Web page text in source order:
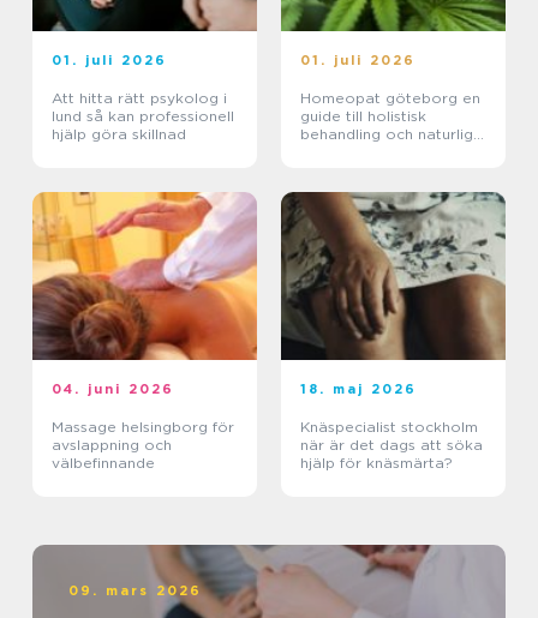
01. juli 2026
Att hitta rätt psykolog i
lund så kan professionell
hjälp göra skillnad
01. juli 2026
Homeopat göteborg en
guide till holistisk
behandling och naturlig
04. juni 2026
Massage helsingborg för
avslappning och
välbefinnande
18. maj 2026
Knäspecialist stockholm
när är det dags att söka
hjälp för knäsmärta?
09. mars 2026